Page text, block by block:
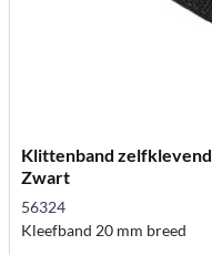
Klittenband zelfklevend
Zwart
56324
Kleefband 20 mm breed